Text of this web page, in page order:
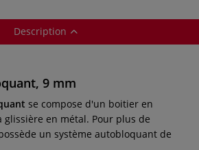
Description
9 mm
se compose d'un boitier en
glissière en métal. Pour plus de
un système autobloquant de